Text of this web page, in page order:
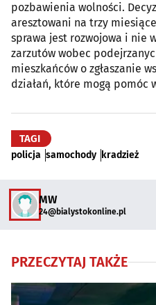
pozbawienia wolności.
aresztowani na trzy
sprawa jest rozwojowa i nie
zarzutów wobec
mieszkańców o zgłaszanie
działań, które mogą pomóc
TAGI
policja samochody kradzież
MW
24@bialystokonline.pl
PRZECZYTAJ TAKŻE